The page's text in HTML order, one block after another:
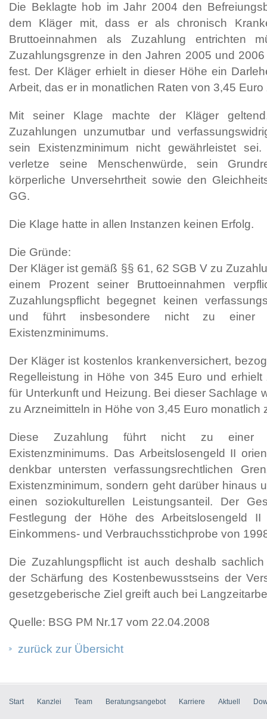
Die Beklagte hob im Jahr 2004 den
dem Kläger mit, dass er als chronisch
Bruttoeinnahmen als Zuzahlung entrichten
Zuzahlungsgrenze in den Jahren 2005 und
fest. Der Kläger erhielt in dieser Höhe ein
Arbeit, das er in monatlichen Raten von 3,45
Mit seiner Klage machte der Kläger
Zuzahlungen unzumutbar und
sein Existenzminimum nicht gewährleistet sei.
verletze seine Menschenwürde, sein
körperliche Unversehrtheit sowie den
GG.
Die Klage hatte in allen Instanzen keinen Erfolg.
Die Gründe:
Der Kläger ist gemäß §§ 61, 62 SGB V zu
einem Prozent seiner Bruttoeinnahmen
Zuzahlungspflicht begegnet keinen
und führt insbesondere nicht zu einer
Existenzminimums.
Der Kläger ist kostenlos krankenversichert,
Regelleistung in Höhe von 345 Euro und erhielt
für Unterkunft und Heizung. Bei dieser Sachlage
zu Arzneimitteln in Höhe von 3,45 Euro monatlich
Diese Zuzahlung führt nicht zu einer
Existenzminimums. Das Arbeitslosengeld II
denkbar untersten verfassungsrechtlichen
Existenzminimum, sondern geht darüber hinaus
einen soziokulturellen Leistungsanteil. Der
Festlegung der Höhe des Arbeitslosengeld
Einkommens- und Verbrauchsstichprobe von
Die Zuzahlungspflicht ist auch deshalb
der Schärfung des Kostenbewusstseins der
gesetzgeberische Ziel greift auch bei
Quelle: BSG PM Nr.17 vom 22.04.2008
zurück zur Übersicht
Start Kanzlei Team Beratungsangebot Karriere Aktuell